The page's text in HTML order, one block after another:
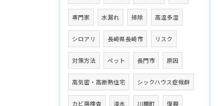
専門家 水漏れ 掃除 高温多湿
シロアリ 長崎県長崎市 リスク
対策方法 ペット 長門市 原因
高気密・高断熱住宅 シックハウス症候群
カビ菌検査 浸水 川棚町 復興